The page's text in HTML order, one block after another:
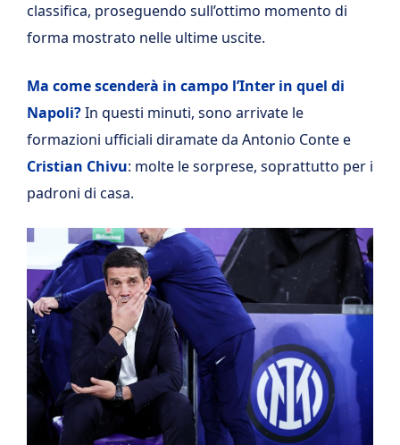
classifica, proseguendo sull’ottimo momento di
forma mostrato nelle ultime uscite.
Ma come scenderà in campo l’Inter in quel di
Napoli?In questi minuti, sono arrivate le
formazioni ufficiali diramate da Antonio Conte e
Cristian Chivu: molte le sorprese, soprattutto per i
padroni di casa.